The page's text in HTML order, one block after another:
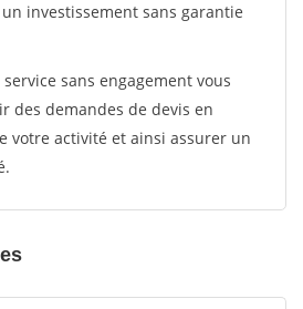
investissement sans garantie
sans engagement vous
des demandes de devis en
votre activité et ainsi assurer un